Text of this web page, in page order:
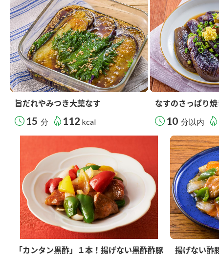
旨だれやみつき大葉なす
15 分 112 kcal
なすのさっぱり
10 分以内
「カンタン黒酢」１本！揚げない黒酢酢豚 揚げない酢